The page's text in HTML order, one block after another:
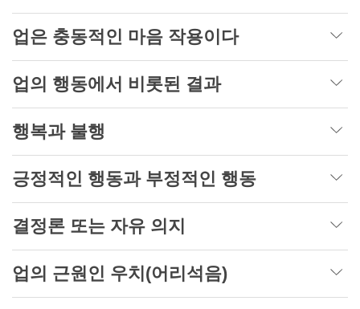
업은 충동적인 마음 작용이다
업의 행동에서 비롯된 결과
행복과 불행
긍정적인 행동과 부정적인 행동
결정론 또는 자유 의지
업의 근원인 우치(어리석음)